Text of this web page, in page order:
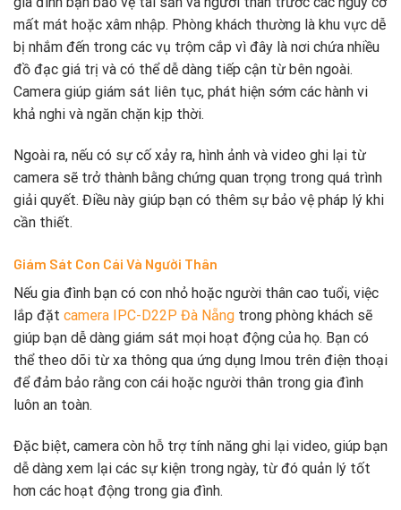
mất mát hoặc xâm nhập. Phòng khách thường là khu vực dễ
bị nhắm đến trong các vụ trộm cắp vì đây là nơi chứa nhiều
đồ đạc giá trị và có thể dễ dàng tiếp cận từ bên ngoài.
Camera giúp giám sát liên tục, phát hiện sớm các hành vi
khả nghi và ngăn chặn kịp thời.
Ngoài ra, nếu có sự cố xảy ra, hình ảnh và video ghi lại từ
camera sẽ trở thành bằng chứng quan trọng trong quá trình
giải quyết. Điều này giúp bạn có thêm sự bảo vệ pháp lý khi
cần thiết.
Giám Sát Con Cái Và Người Thân
Nếu gia đình bạn có con nhỏ hoặc người thân cao tuổi, việc
lắp đặt camera IPC-D22P Đà Nẵng trong phòng khách sẽ
giúp bạn dễ dàng giám sát mọi hoạt động của họ. Bạn có
thể theo dõi từ xa thông qua ứng dụng Imou trên điện thoại
để đảm bảo rằng con cái hoặc người thân trong gia đình
luôn an toàn.
Đặc biệt, camera còn hỗ trợ tính năng ghi lại video, giúp bạn
dễ dàng xem lại các sự kiện trong ngày, từ đó quản lý tốt
hơn các hoạt động trong gia đình.